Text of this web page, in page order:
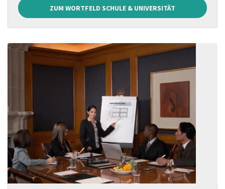
ZUM WORTFELD SCHULE & UNIVERSITÄT